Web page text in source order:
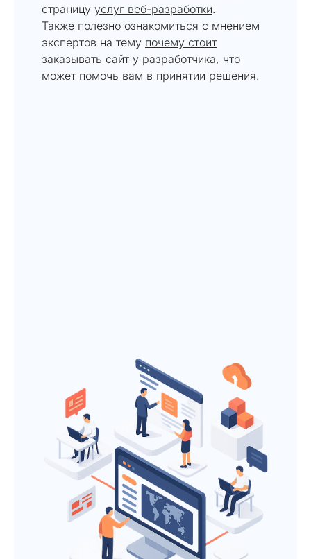
страницу услуг веб-разработки.
Также полезно ознакомиться с мнением
экспертов на тему почему стоит
заказывать сайт у разработчика, что
может помочь вам в принятии решения.